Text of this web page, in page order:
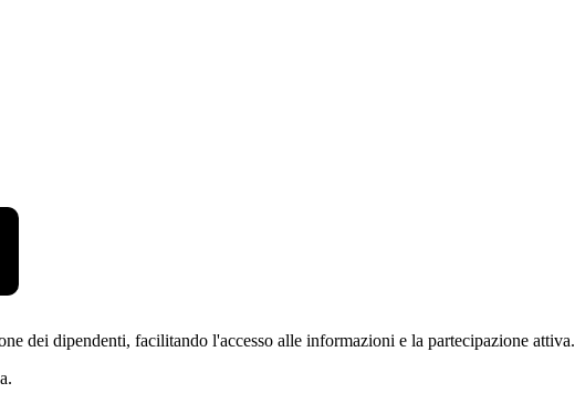
dei dipendenti, facilitando l'accesso alle informazioni e la partecipazione attiva.